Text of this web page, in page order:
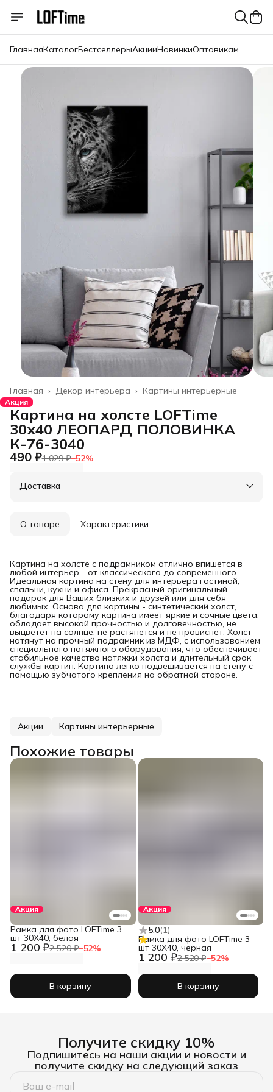
ГлавнаяКаталогБестселлерыАкцииНовинкиОптовикам
Картины интерьерные
Декор интерьера ›
Главная ›
Акция
Картина на холсте LOFTime
30х40 ЛЕОПАРД ПОЛОВИНКА
К-76-3040
490 ₽1 029 ₽−52%
Доставка
О товаре Характеристики
Картина на холсте с подрамником отлично впишется в
любой интерьер - от классического до современного.
Идеальная картина на стену для интерьера гостиной,
спальни, кухни и офиса. Прекрасный оригинальный
подарок для Ваших близких и друзей или для себя
любимых. Основа для картины - синтетический холст,
благодаря которому картина имеет яркие и сочные цвета,
обладает высокой прочностью и долговечностью, не
выцветет на солнце, не растянется и не провиснет. Холст
натянут на прочный подрамник из МДФ, с использованием
специального натяжного оборудования, что обеспечивает
стабильное качество натяжки холста и длительный срок
службы картин. Картина легко подвешивается на стену с
помощью зубчатого крепления на обратной стороне.
Акции Картины интерьерные
Похожие товары
Акция
1 200 ₽2 520 ₽−52%
Рамка для фото LOFTime 3
шт 30Х40, белая
В корзину
Акция
5.0(1)
1 200 ₽2 520 ₽−52%
Рамка для фото LOFTime 3
шт 30Х40, черная
В корзину
Получите скидку 10%
Подпишитесь на наши акции и новости и
получите скидку на следующий заказ